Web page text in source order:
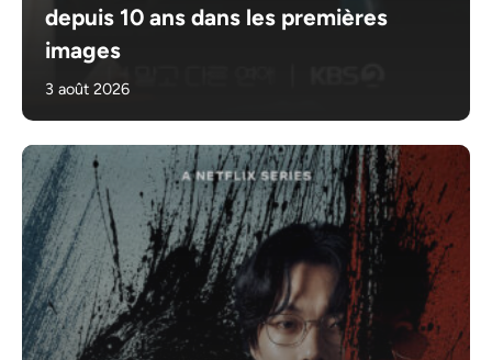
depuis 10 ans dans les premières
images
3 août 2026